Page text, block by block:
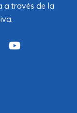
a través de la